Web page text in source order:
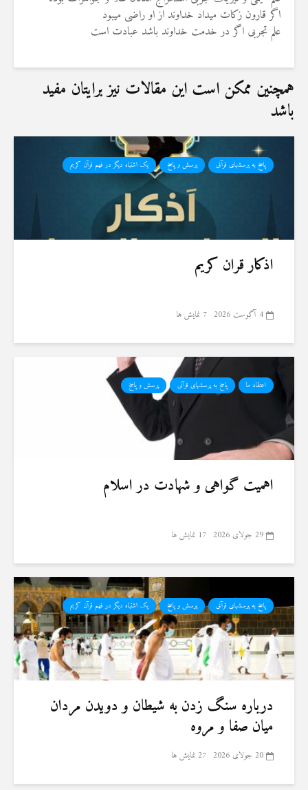
اگر قارون زکات میداد خداوند از او راضی میبود
علم تجربی اگر در خدمت خداوند باشد عبادت است
همچنین ممکن است این مقالات نیز برایتان مفید
باشد
پاسخ به پرسشهای قرآنی پرسش و پاسخ یک اشتباه دیگر در فهم قرآن کریم
اذکار قران کریم
4 آگوست 2026 7 نمایش ها
اعتقاد ما پاسخ به پرسشهای قرآنی پرسش و پاسخ
اهمیت گواهی و شهادت در اسلام
29 جولای 2026 17 نمایش ها
پاسخ به پرسشهای قرآنی پرسش و پاسخ یک اشتباه دیگر در فهم قرآن کریم
درباره سنگ زدن به شیطان و دویدن مردان
میان صفا و مروه
20 جولای 2026 27 نمایش ها